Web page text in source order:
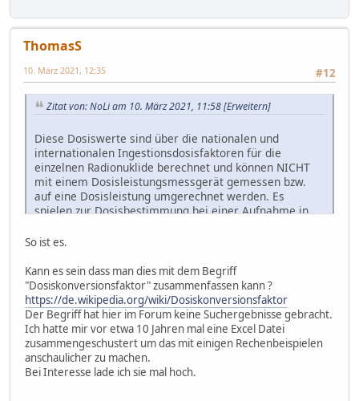
ThomasS
#12
10. März 2021, 12:35
Zitat von: NoLi am 10. März 2021, 11:58[Erweitern]
Diese Dosiswerte sind über die nationalen und
internationalen Ingestionsdosisfaktoren für die
einzelnen Radionuklide berechnet und können NICHT
mit einem Dosisleistungsmessgerät gemessen bzw.
auf eine Dosisleistung umgerechnet werden. Es
spielen zur Dosisbestimmung bei einer Aufnahme in
chem. Verbindung des Radionuklides, die Absorption
im Körper, die Verweildauer, mögliche Zielorgane, ...
dabei eine wesentliche Rolle.
So ist es.
Kann es sein dass man dies mit dem Begriff
"Dosiskonversionsfaktor" zusammenfassen kann ?
https://de.wikipedia.org/wiki/Dosiskonversionsfaktor
Der Begriff hat hier im Forum keine Suchergebnisse gebracht.
Ich hatte mir vor etwa 10 Jahren mal eine Excel Datei
zusammengeschustert um das mit einigen Rechenbeispielen
anschaulicher zu machen.
Bei Interesse lade ich sie mal hoch.